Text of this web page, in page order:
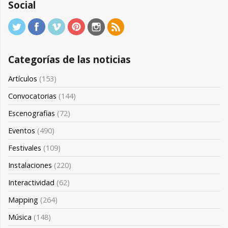
Social
Categorías de las noticias
Artículos (153)
Convocatorias (144)
Escenografias (72)
Eventos (490)
Festivales (109)
Instalaciones (220)
Interactividad (62)
Mapping (264)
Música (148)